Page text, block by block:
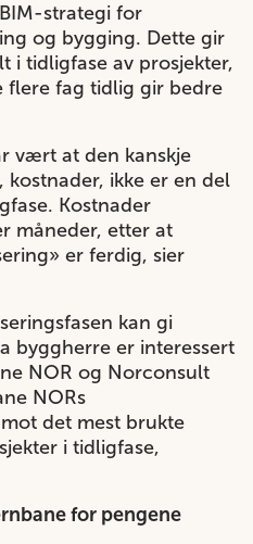
strategi for
og bygging. Dette gir
i tidligfase av prosjekter,
flere fag tidlig gir bedre
vært at den kanskje
kostnader, ikke er en del
Kostnader
måneder, etter at
er ferdig, sier
kan gi
byggherre er interessert
NOR og Norconsult
NORs
det mest brukte
i tidligfase,
for pengene